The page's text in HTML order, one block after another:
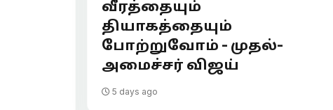
வீரத்தையும்
தியாகத்தையும்
போற்றுவோம் - முதல்-
அமைச்சர் விஜய்
5 days ago